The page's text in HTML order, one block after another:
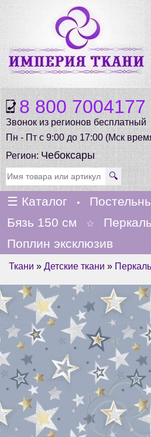
8 800 7004177
Звонок из регионов бесплатный
Пн - Пт с 9:00 до 17:00 (Мск
Регион:Чебоксары
🔍
☰ Каталог •
Бязь 150 см ☆
Поплин эксклюзив
Ткани » Детские ткани » Перкаль